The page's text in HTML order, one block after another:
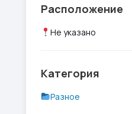
Расположение
Не указано
Категория
Разное